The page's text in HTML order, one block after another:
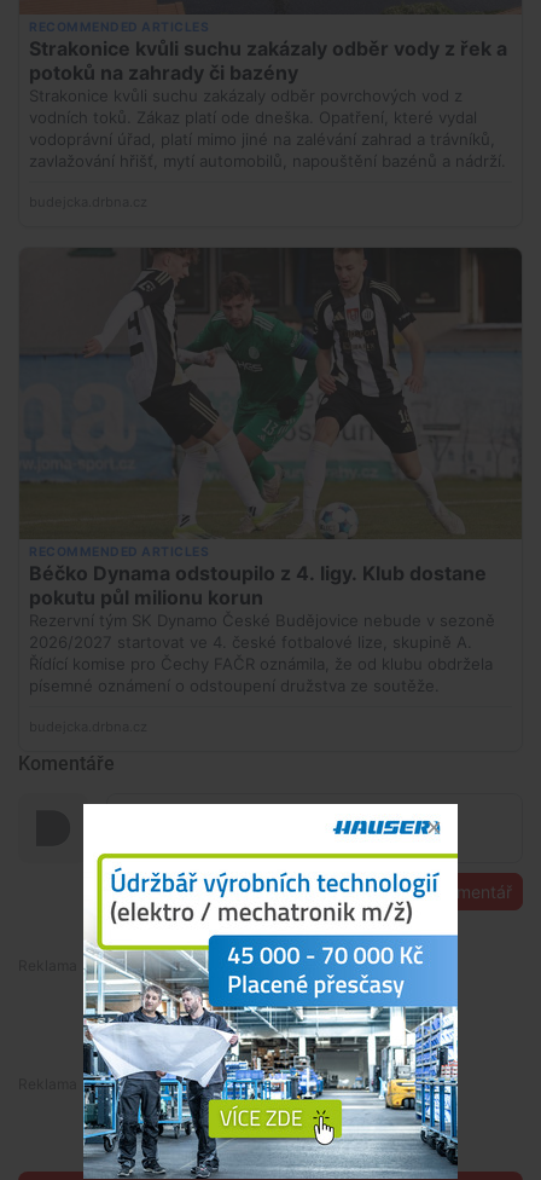
Komentáře
Přidat komentář
Premium
Premium